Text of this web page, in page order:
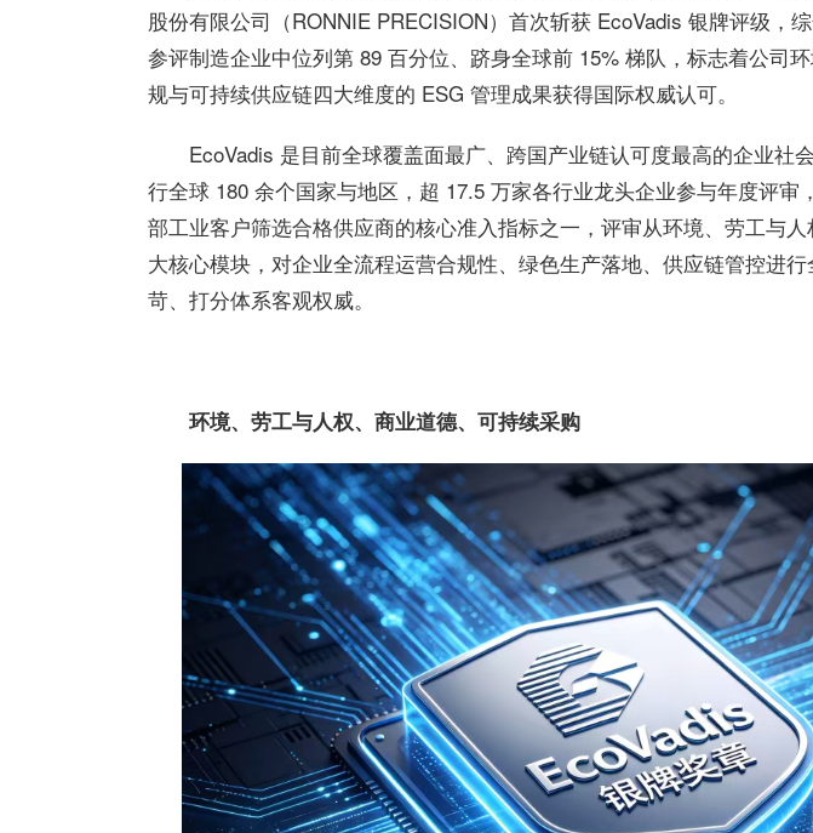
股份有限公司（RONNIE PRECISION）首次斩获 EcoVadis 银牌评级，
参评制造企业中位列第 89 百分位、跻身全球前 15% 梯队，标志着公司
规与可持续供应链四大维度的 ESG 管理成果获得国际权威认可。
EcoVadis 是目前全球覆盖面最广、跨国产业链认可度最高的企业社
行全球 180 余个国家与地区，超 17.5 万家各行业龙头企业参与年度评审
部工业客户筛选合格供应商的核心准入指标之一，评审从环境、劳工与
大核心模块，对企业全流程运营合规性、绿色生产落地、供应链管控进
苛、打分体系客观权威。
环境、劳工与人权、商业道德、可持续采购